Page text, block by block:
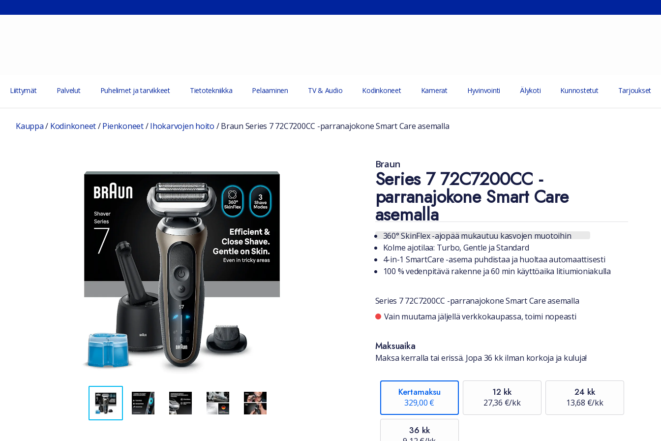
Liittymät Palvelut Puhelimet ja tarvikkeet Tietotekniikka Pelaaminen TV & Audio Kodinkoneet Kamerat Hyvinvointi Älykoti Kunnostetut Tarjoukset
Kauppa/ Kodinkoneet/Pienkoneet/Ihokarvojen hoito /Braun Series 7 72C7200CC -parranajokone Smart Care asemalla
Braun
Series 7 72C7200CC -
parranajokone Smart Care
asemalla
Tuotteesta lyhyesti
360° SkinFlex -ajopää mukautuu kasvojen muotoihin
Kolme ajotilaa: Turbo, Gentle ja Standard
4-in-1 SmartCare -asema puhdistaa ja huoltaa automaattisesti
100 % vedenpitävä rakenne ja 60 min käyttöaika litiumioniakulla
Series 7 72C7200CC -parranajokone Smart Care asemalla
Saatavuustiedot
Vain muutama jäljellä verkkokaupassa, toimi nopeasti
Maksuaika
Maksa kerralla tai erissä. Jopa 36 kk ilman korkoja ja kuluja!
Kertamaksu
329,00 €
12 kk
27,36 €/kk
24 kk
13,68 €/kk
36 kk